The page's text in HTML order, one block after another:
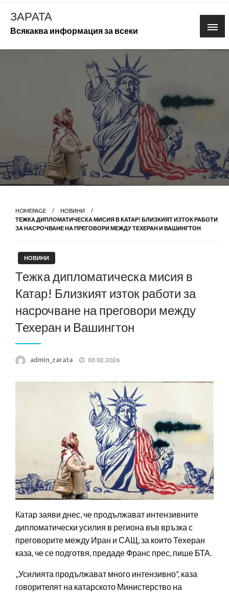
Skip
content
ЗАРАТА
Всякаква информация за всеки
HOMEPAGE
НОВИНИ
ТЕЖКА ДИПЛОМАТИЧЕСКА МИСИЯ В КАТАР! БЛИЗКИЯТ ИЗТОК РАБОТИ
ЗА НАСРОЧВАНЕ НА ПРЕГОВОРИ МЕЖДУ ТЕХЕРАН И ВАШИНГТОН
НОВИНИ
Тежка дипломатическа мисия в
Катар! Близкият изток работи за
насрочване на преговори между
Техеран и Вашингтон
admin_zarata
Posted
03.02.2026
Катар заяви днес, че продължават интензивните
дипломатически усилия в региона във връзка с
преговорите между Иран и САЩ, за които Техеран
каза, че се подготвя, предаде Франс прес, пише БТА.
„Усилията продължават много интензивно“, каза
говорителят на катарското Министерство на